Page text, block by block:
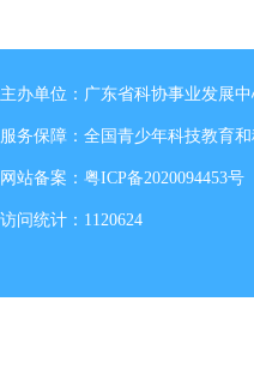
主办单位：广东省科协事业发展中
服务保障：全国青少年科技教育
网站备案： 粤ICP备2020094453号
访问统计：1120624